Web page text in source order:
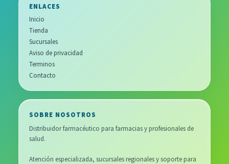
ENLACES
Inicio
Tienda
Sucursales
Aviso de privacidad
Terminos
Contacto
SOBRE NOSOTROS
Distribuidor farmacéutico para farmacias y profesionales de
salud.
Atención especializada, sucursales regionales y soporte para